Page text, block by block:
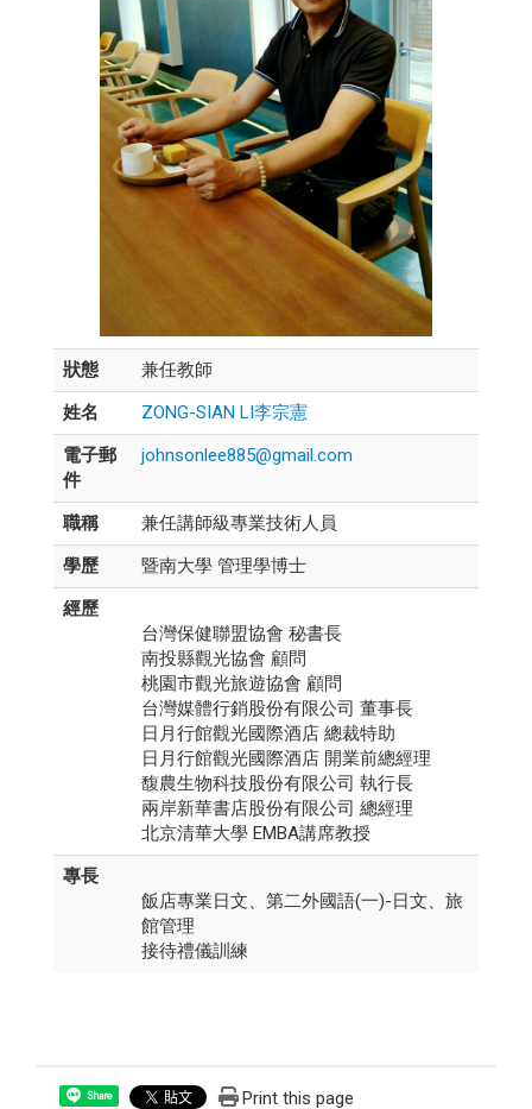
狀態
兼任教師
姓名
ZONG-SIAN LI李宗憲
電子郵
件
johnsonlee885@gmail.com
職稱
兼任講師級專業技術人員
學歷
暨南大學 管理學博士
經歷
台灣保健聯盟協會 秘書長
南投縣觀光協會 顧問
桃園市觀光旅遊協會 顧問
台灣媒體行銷股份有限公司 董事長
日月行館觀光國際酒店 總裁特助
日月行館觀光國際酒店 開業前總經理
馥農生物科技股份有限公司 執行長
兩岸新華書店股份有限公司 總經理
北京清華大學 EMBA講席教授
專長
飯店專業日文、第二外國語(一)-日文、旅
館管理
接待禮儀訓練
Share Print this page